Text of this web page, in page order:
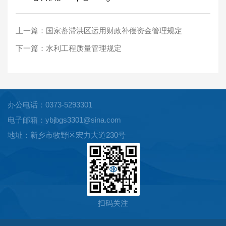
上一篇： 国家蓄滞洪区运用财政补偿资金管理规定
下一篇： 水利工程质量管理规定
办公电话：0373-5293301
电子邮箱：ybjbgs3301@sina.com
地址：新乡市牧野区宏力大道230号
扫码关注